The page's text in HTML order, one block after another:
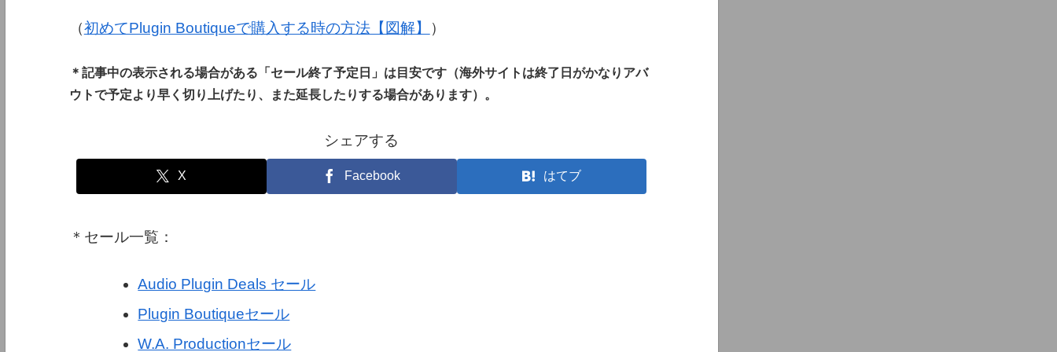
（初めてPlugin Boutiqueで購入する時の方法【図解】 ）
＊記事中の表示される場合がある「セール終了予定日」は目安です（海外サイトは終了日がかなりアバ
ウトで予定より早く切り上げたり、また延長したりする場合があります）。
シェアする
X Facebook はてブ
＊セール一覧：
Audio Plugin Deals セール
Plugin Boutiqueセール
W.A. Productionセール